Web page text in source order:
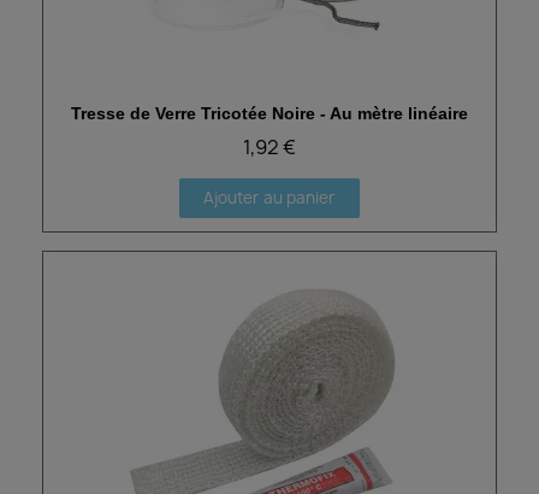
Aperçu rapide
Tresse de Verre Tricotée Noire - Au mètre linéaire
1,92 €
Ajouter au panier